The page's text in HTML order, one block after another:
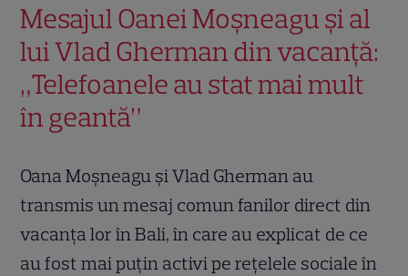
Mesajul Oanei Moșneagu și al
lui Vlad Gherman din vacanță:
„Telefoanele au stat mai mult
în geantă”
Oana Moșneagu și Vlad Gherman au
transmis un mesaj comun fanilor direct din
vacanța lor în Bali, în care au explicat de ce
au fost mai puțin activi pe rețelele sociale în